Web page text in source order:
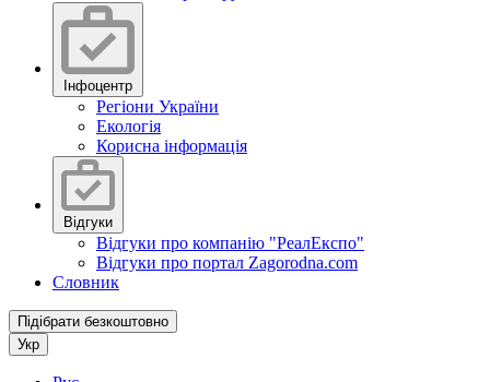
Інфоцентр
Регіони України
Екологія
Корисна інформація
Відгуки
Відгуки про компанію "РеалЕкспо"
Відгуки про портал Zagorodna.com
Словник
Підібрати безкоштовно
Укр